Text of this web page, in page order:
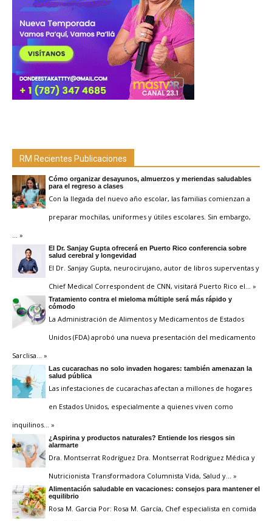
RM Recientes Publicaciones
Cómo organizar desayunos, almuerzos y meriendas saludables
para el regreso a clases
Con la llegada del nuevo año escolar, las familias comienzan a
preparar mochilas, uniformes y útiles escolares. Sin embargo,
… »
El Dr. Sanjay Gupta ofrecerá en Puerto Rico conferencia sobre
salud cerebral y longevidad
El Dr. Sanjay Gupta, neurocirujano, autor de libros superventas y
Chief Medical Correspondent de CNN, visitará Puerto Rico el … »
Tratamiento contra el mieloma múltiple será más rápido y
cómodo
La Administración de Alimentos y Medicamentos de Estados
Unidos (FDA) aprobó una nueva presentación del medicamento
Sarclisa … »
Las cucarachas no solo invaden hogares: también amenazan la
salud pública
Las infestaciones de cucarachas afectan a millones de hogares
en Estados Unidos, especialmente a quienes viven como
inquilinos … »
¿Aspirina y productos naturales? Entiende los riesgos sin
alarmarte
Dra. Montserrat Rodríguez Dra. Montserrat Rodríguez Médica y
Nutricionista Transformadora Columnista Vida, Salud y … »
Alimentación saludable en vacaciones: consejos para mantener el
equilibrio
Rosa M. Garcia Por: Rosa M. García, Chef especialista en comida